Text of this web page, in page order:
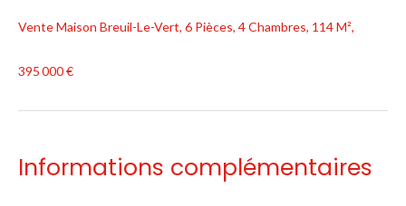
Vente Maison Breuil-Le-Vert, 6 Pièces, 4 Chambres, 114 M²,
395 000 €
Informations complémentaires